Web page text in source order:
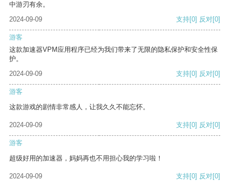
中游刃有余。
2024-09-09
支持[0] 反对[0]
游客
这款加速器VPM应用程序已经为我们带来了无限的隐私保护和安全性保
护。
2024-09-09
支持[0] 反对[0]
游客
这款游戏的剧情非常感人，让我久久不能忘怀。
2024-09-09 支持[0] 反对[0]
游客
超级好用的加速器，妈妈再也不用担心我的学习啦！
2024-09-09 支持[0] 反对[0]